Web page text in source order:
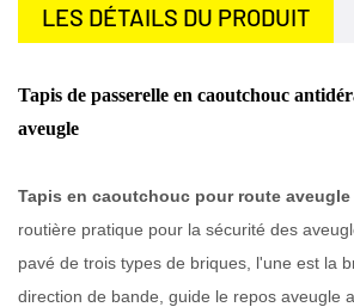
LES DÉTAILS DU PRODUIT
Tapis de passerelle en caoutchouc
aveugle
Tapis en caoutchouc pour route aveugle
routière pratique pour la sécurité des
pavé de trois types de briques, l'une est la
direction de bande, guide le repos aveugle